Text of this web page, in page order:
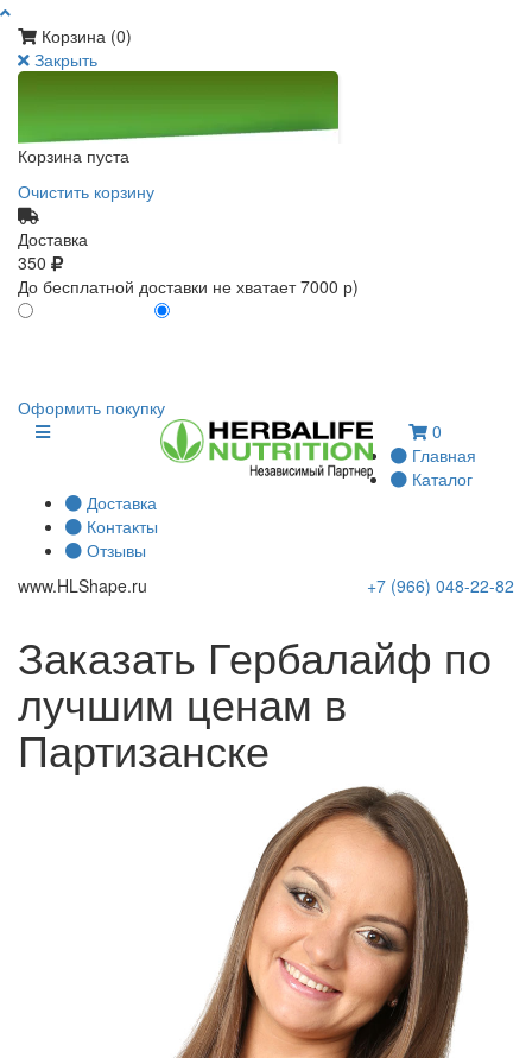
Корзина (0)
Закрыть
Корзина пуста
Очистить корзину
Доставка
350
До бесплатной доставки не хватает 7000 р)
Оформить покупку
0
Главная
Каталог
Доставка
Контакты
Отзывы
www.HLShape.ru +7 (966) 048-22-82
Заказать Гербалайф по
лучшим ценам в
Партизанске